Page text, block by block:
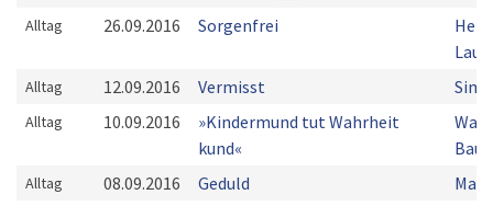
Alltag 26.09.2016 Sorgenfrei
Alltag 12.09.2016 Vermisst
Alltag 10.09.2016
»Kindermund tut Wahrheit
kund«
Alltag 08.09.2016 Geduld